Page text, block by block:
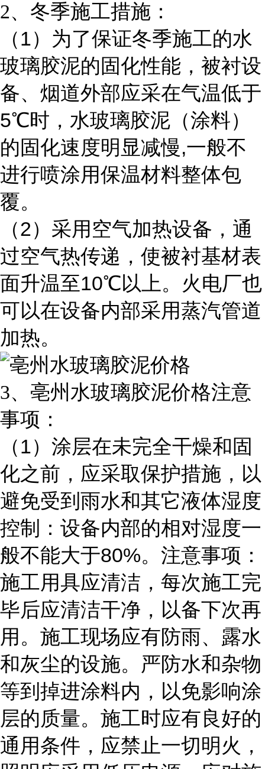
2、冬季施工措施：
（1）为了保证冬季施工的水
玻璃胶泥的固化性能，被衬设
备、烟道外部应采在气温低于
5℃时，水玻璃胶泥（涂料）
的固化速度明显减慢,一般不
进行喷涂用保温材料整体包
覆。
（2）采用空气加热设备，通
过空气热传递，使被衬基材表
面升温至10℃以上。火电厂也
可以在设备内部采用蒸汽管道
加热。
3、亳州水玻璃胶泥价格注意
事项：
（1）涂层在未完全干燥和固
化之前，应采取保护措施，以
避免受到雨水和其它液体湿度
控制：设备内部的相对湿度一
般不能大于80%。注意事项：
施工用具应清洁，每次施工完
毕后应清洁干净，以备下次再
用。施工现场应有防雨、露水
和灰尘的设施。严防水和杂物
等到掉进涂料内，以免影响涂
层的质量。施工时应有良好的
通用条件，应禁止一切明火，